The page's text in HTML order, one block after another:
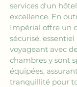
services d'un
excellence. En
Impérial offre un
sécurisé,
voyageant avec
chambres y sont
équipées,
tranquillité pour